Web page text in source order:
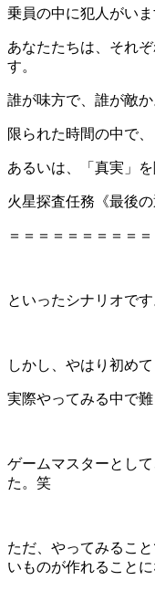
乗員の中に犯人がいま
あなたたちは、それ
す。
誰が味方で、誰が敵
限られた時間の中で
あるいは、「真実」
火星探査任務《最後
＝＝＝＝＝＝＝＝＝
といったシナリオです
しかし、やはり初めて
実際やってみる中で
ゲームマスターとし
た。笑
ただ、やってみるこ
いものが作れることに